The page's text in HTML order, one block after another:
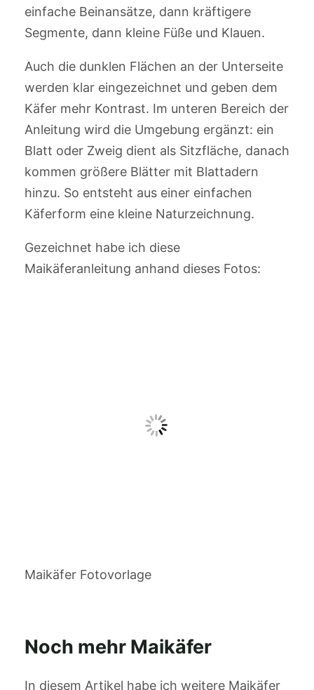
einfache Beinansätze, dann kräftigere
Segmente, dann kleine Füße und Klauen.
Auch die dunklen Flächen an der Unterseite
werden klar eingezeichnet und geben dem
Käfer mehr Kontrast. Im unteren Bereich der
Anleitung wird die Umgebung ergänzt: ein
Blatt oder Zweig dient als Sitzfläche, danach
kommen größere Blätter mit Blattadern
hinzu. So entsteht aus einer einfachen
Käferform eine kleine Naturzeichnung.
Gezeichnet habe ich diese
Maikäferanleitung anhand dieses Fotos:
Maikäfer Fotovorlage
Noch mehr Maikäfer
In diesem Artikel habe ich weitere Maikäfer